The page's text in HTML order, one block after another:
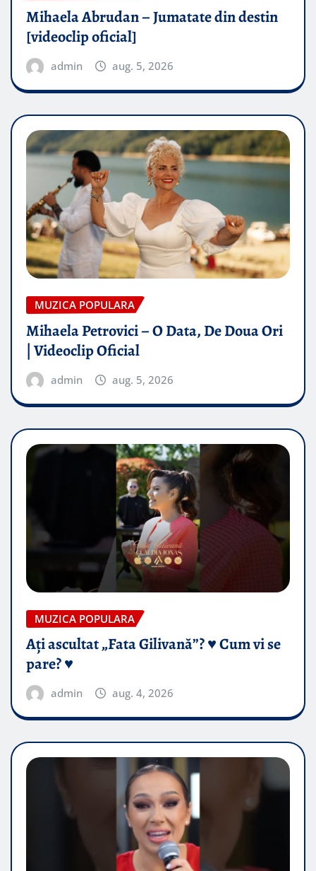
Mihaela Abrudan – Jumatate din destin
[videoclip oficial]
admin aug. 5, 2026
MUZICA POPULARA
Mihaela Petrovici – O Data, De Doua Ori
| Videoclip Oficial
admin aug. 5, 2026
MUZICA POPULARA
Ați ascultat „Fata Gilivană”? ♥️ Cum vi se
pare? ♥️
admin aug. 4, 2026